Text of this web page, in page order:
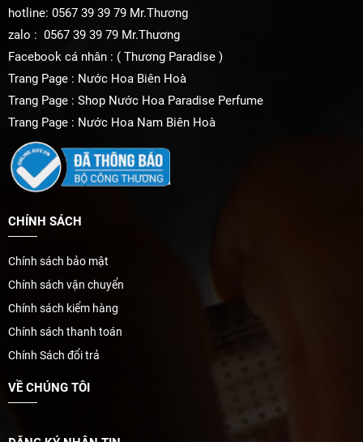
hotline: 0567 39 39 79 Mr.Thương
zalo : 0567 39 39 79 Mr.Thương
Facebook cá nhân : ( Thương Paradise )
Trang Page : Nước Hoa Biên Hoà
Trang Page : Shop Nước Hoa Paradise Perfume
Trang Page : Nước Hoa Nam Biên Hoà
CHÍNH SÁCH
Chính sách bảo mật
Chính sách vận chuyển
Chính sách kiểm hàng
Chính sách thanh toán
Chính Sách đổi trả
VỀ CHÚNG TÔI